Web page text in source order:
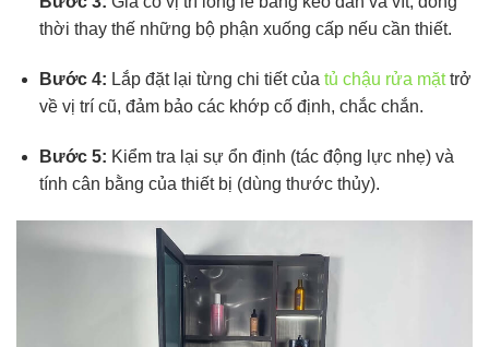
thời thay thế những bộ phận xuống cấp nếu cần thiết.
Bước 4: Lắp đặt lại từng chi tiết của tủ chậu rửa mặttrở
về vị trí cũ, đảm bảo các khớp cố định, chắc chắn.
Bước 5: Kiểm tra lại sự ổn định (tác động lực nhẹ) và
tính cân bằng của thiết bị (dùng thước thủy).